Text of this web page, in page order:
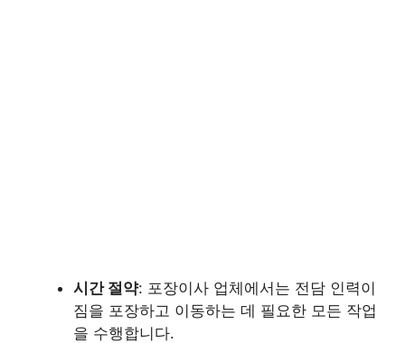
시간 절약: 포장이사 업체에서는 전담 인력이
짐을 포장하고 이동하는 데 필요한 모든 작업
을 수행합니다.